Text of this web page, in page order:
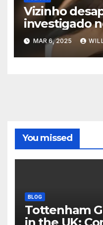
Vizinho
investigado
adolescente
MAR 6, 2025
You missed
BLOG
Tottenham